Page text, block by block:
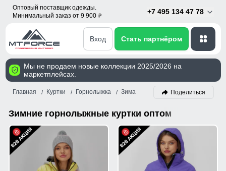
Оптовый поставщик одежды.
Минимальный заказ от 9 900 p
+7 495 134 47 78
Вход Стать партнёром
Мы не продаем новые коллекции 2025/2026 на
маркетплейсах.
Главная Куртки Горнолыжка Зима Поделиться
Зимние горнолыжные куртки оптом